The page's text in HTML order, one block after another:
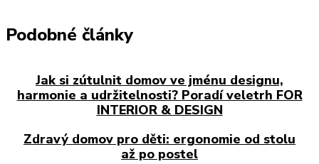
Podobné články
Jak si zútulnit domov ve jménu designu,
harmonie a udržitelnosti? Poradí veletrh FOR
INTERIOR & DESIGN
Zdravý domov pro děti: ergonomie od stolu
až po postel